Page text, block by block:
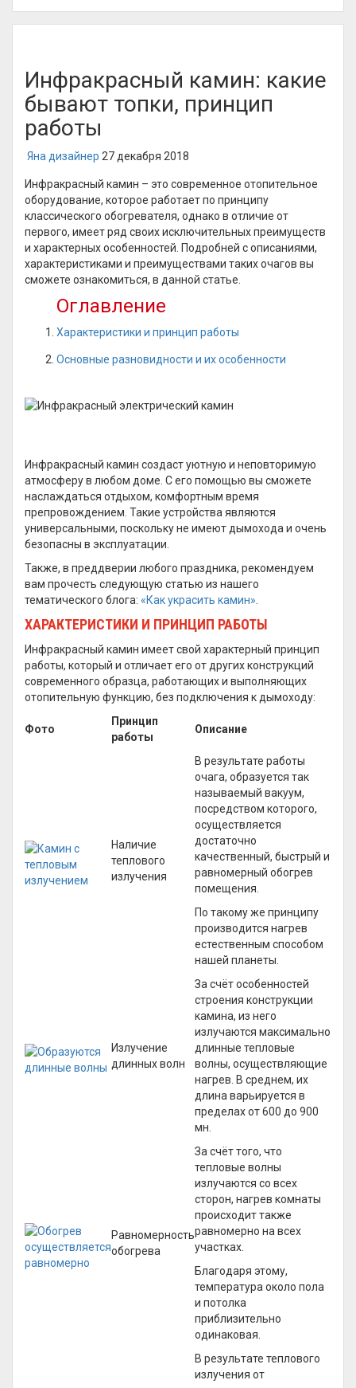
Инфракрасный камин: какие
бывают топки, принцип
работы
Яна дизайнер 27 декабря 2018
Инфракрасный камин – это современное отопительное
оборудование, которое работает по принципу
классического обогревателя, однако в отличие от
первого, имеет ряд своих исключительных преимуществ
и характерных особенностей. Подробней с описаниями,
характеристиками и преимуществами таких очагов вы
сможете ознакомиться, в данной статье.
Оглавление
Характеристики и принцип работы
Основные разновидности и их особенности
Инфракрасный камин создаст уютную и неповторимую
атмосферу в любом доме. С его помощью вы сможете
наслаждаться отдыхом, комфортным время
препровождением. Такие устройства являются
универсальными, поскольку не имеют дымохода и очень
безопасны в эксплуатации.
Также, в преддверии любого праздника, рекомендуем
вам прочесть следующую статью из нашего
тематического блога: «Как украсить камин»
ХАРАКТЕРИСТИКИ И ПРИНЦИП РАБОТЫ
Инфракрасный камин имеет свой характерный принцип
работы, который и отличает его от других конструкций
современного образца, работающих и выполняющих
отопительную функцию, без подключения к дымоходу:
Фото
Принцип
работы
Описание
Наличие
теплового
излучения
В результате работы
очага, образуется так
называемый вакуум,
посредством которого,
осуществляется
достаточно
качественный, быстрый и
равномерный обогрев
помещения.
По такому же принципу
производится нагрев
естественным способом
нашей планеты.
Излучение
длинных волн
За счёт особенностей
строения конструкции
камина, из него
излучаются максимально
длинные тепловые
волны, осуществляющие
нагрев. В среднем, их
длина варьируется в
пределах от 600 до 900
мн.
Равномерность
обогрева
За счёт того, что
тепловые волны
излучаются со всех
сторон, нагрев комнаты
происходит также
равномерно на всех
участках.
Благодаря этому,
температура около пола
и потолка
приблизительно
одинаковая.
В результате теплового
излучения от